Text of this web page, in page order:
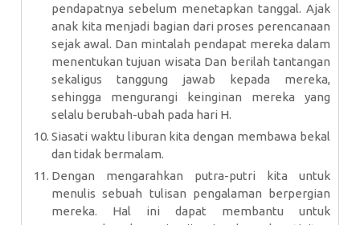
pendapatnya sebelum menetapkan tanggal. Ajak
anak kita menjadi bagian dari proses perencanaan
sejak awal. Dan mintalah pendapat mereka dalam
menentukan tujuan wisata Dan berilah tantangan
sekaligus tanggung jawab kepada mereka,
sehingga mengurangi keinginan mereka yang
selalu berubah-ubah pada hari H.
Siasati waktu liburan kita dengan membawa bekal
dan tidak bermalam.
Dengan mengarahkan putra-putri kita untuk
menulis sebuah tulisan pengalaman berpergian
mereka. Hal ini dapat membantu untuk